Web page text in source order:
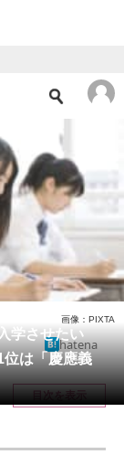
学させたい
は「慶應義
画像：PIXTA
hatena
目次を表示